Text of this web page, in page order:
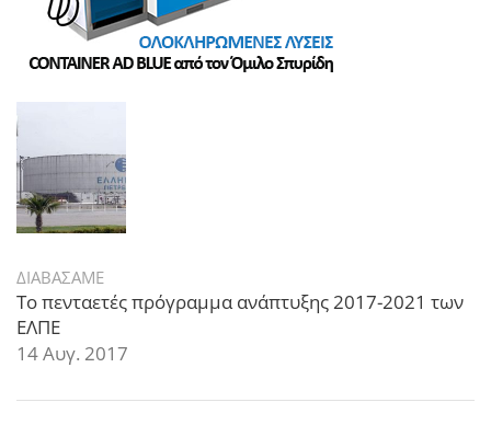
ΔΙΑΒΑΣΑΜΕ
Το πενταετές πρόγραμμα ανάπτυξης 2017-2021 των
ΕΛΠΕ
14 Αυγ. 2017